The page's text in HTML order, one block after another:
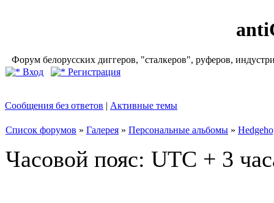
Форум белорусских диггеров, "сталкеров", руферов,
Вход
Регистрация
Сообщения без ответов | Активные темы
Список форумов » Галерея » Персональные альбомы »
Часовой пояс: UTC + 3